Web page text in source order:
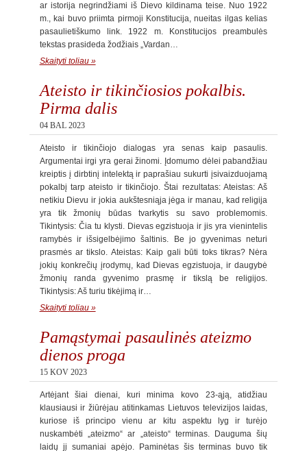
ar istorija negrindžiami iš Dievo kildinama teise. Nuo 1922
m., kai buvo priimta pirmoji Konstitucija, nueitas ilgas kelias
pasaulietiškumo link. 1922 m. Konstitucijos preambulės
tekstas prasideda žodžiais „Vardan…
Skaityti toliau »
Ateisto ir tikinčiosios pokalbis.
Pirma dalis
04 BAL 2023
Ateisto ir tikinčiojo dialogas yra senas kaip pasaulis.
Argumentai irgi yra gerai žinomi. Įdomumo dėlei pabandžiau
kreiptis į dirbtinį intelektą ir paprašiau sukurti įsivaizduojamą
pokalbį tarp ateisto ir tikinčiojo. Štai rezultatas: Ateistas: Aš
netikiu Dievu ir jokia aukštesniąja jėga ir manau, kad religija
yra tik žmonių būdas tvarkytis su savo problemomis.
Tikintysis: Čia tu klysti. Dievas egzistuoja ir jis yra vienintelis
ramybės ir išsigelbėjimo šaltinis. Be jo gyvenimas neturi
prasmės ar tikslo. Ateistas: Kaip gali būti toks tikras? Nėra
jokių konkrečių įrodymų, kad Dievas egzistuoja, ir daugybė
žmonių randa gyvenimo prasmę ir tikslą be religijos.
Tikintysis: Aš turiu tikėjimą ir…
Skaityti toliau »
Pamąstymai pasaulinės ateizmo
dienos proga
15 KOV 2023
Artėjant šiai dienai, kuri minima kovo 23-ąją, atidžiau
klausiausi ir žiūrėjau atitinkamas Lietuvos televizijos laidas,
kuriose iš principo vienu ar kitu aspektu lyg ir turėjo
nuskambėti „ateizmo“ ar „ateisto“ terminas. Dauguma šių
laidų jį sumaniai apėjo. Paminėtas šis terminas buvo tik